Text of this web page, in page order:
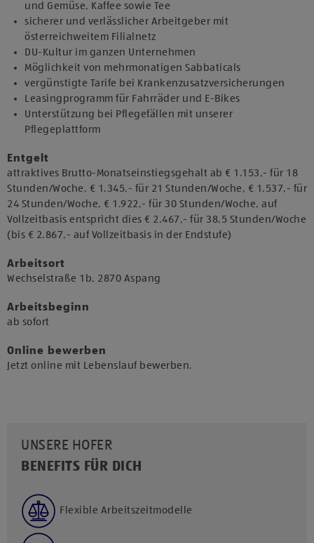
und Gemüse, Kaffee sowie Tee
sicherer und verlässlicher Arbeitgeber mit
österreichweitem Filialnetz
DU-Kultur im ganzen Unternehmen
Möglichkeit von mehrmonatigen Sabbaticals
vergünstigte Tarife bei Krankenzusatzversicherungen
Leasingprogramm für Fahrräder und E-Bikes
Unterstützung bei Pflegefällen mit unserer
Pflegeplattform
Entgelt
attraktives Brutto-Monatseinstiegsgehalt ab € 1.153,- für 18
Stunden/Woche, € 1.345,- für 21 Stunden/Woche, € 1.537,- für
24 Stunden/Woche, € 1.922,- für 30 Stunden/Woche, auf
Vollzeitbasis entspricht dies € 2.467,- für 38,5 Stunden/Woche
(bis € 2.867,- auf Vollzeitbasis in der Endstufe)
Arbeitsort
​Wechselstraße 1b, 2870 Aspang​
Arbeitsbeginn
​ab sofort​
Online bewerben
Jetzt online mit Lebenslauf bewerben.
UNSERE HOFER
BENEFITS FÜR DICH
Flexible Arbeitszeitmodelle